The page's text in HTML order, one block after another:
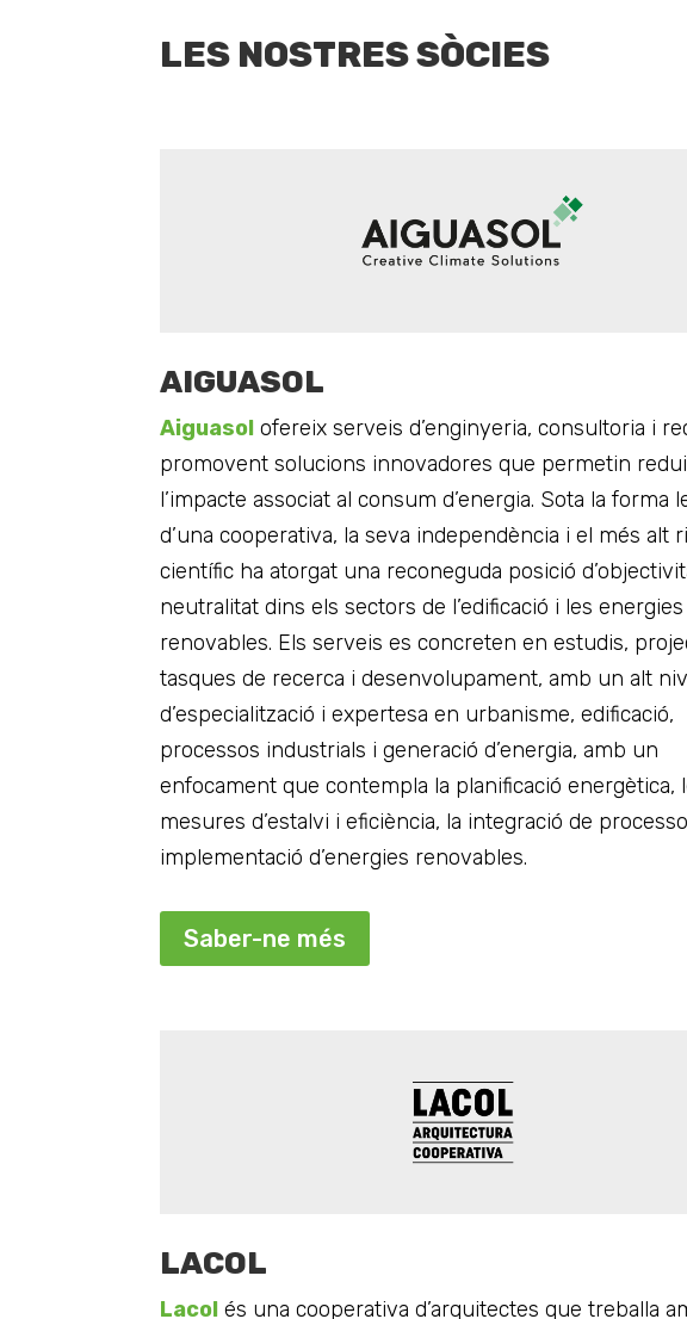
LES NOSTRES SÒCIES
AIGUASOL
Aiguasol ofereix serveis d’enginyeria, consultoria i
promovent solucions innovadores que permetin
l’impacte associat al consum d’energia. Sota la forma
d’una cooperativa, la seva independència i el més alt
científic ha atorgat una reconeguda posició
neutralitat dins els sectors de l’edificació i les energies
renovables. Els serveis es concreten en estudis,
tasques de recerca i desenvolupament, amb un alt
d’especialització i expertesa en urbanisme, edificació,
processos industrials i generació d’energia, amb un
enfocament que contempla la planificació energètica,
mesures d’estalvi i eficiència, la integració de
implementació d’energies renovables.
Saber-ne més
LACOL
Lacol és una cooperativa d’arquitectes que treballa